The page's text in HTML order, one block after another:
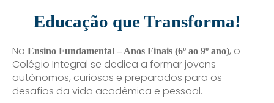
Educação que Transforma!
No Ensino Fundamental – Anos Finais (6º ao 9º ano), o
Colégio Integral se dedica a formar jovens
autônomos, curiosos e preparados para os
desafios da vida acadêmica e pessoal.